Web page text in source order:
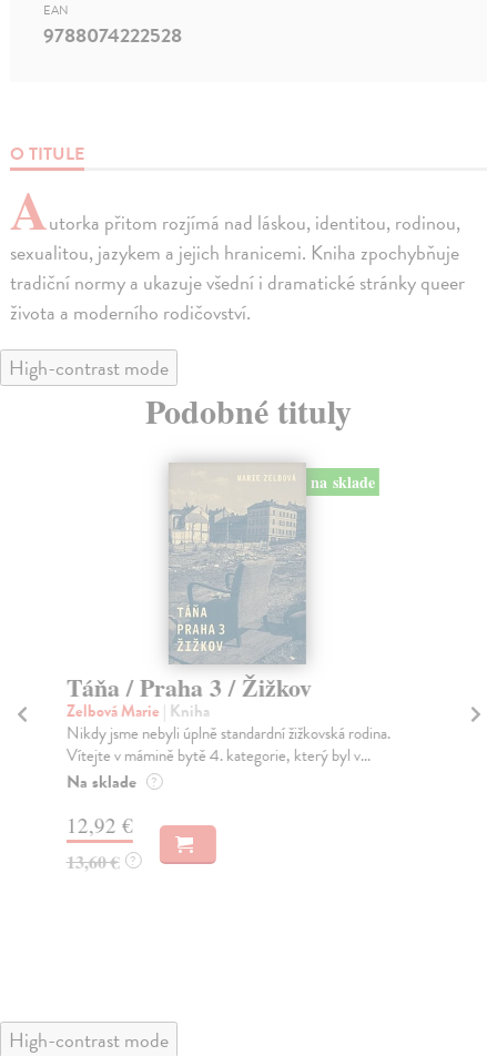
O TITULE
Autorka přitom rozjímá nad láskou, identitou, rodinou,
sexualitou, jazykem a jejich hranicemi. Kniha zpochybňuje
tradiční normy a ukazuje všední i dramatické stránky queer
života a moderního rodičovství.
EAN
9788074222528
High-contrast mode
Podobné tituly
na sklade
Táňa / Praha 3 / Žižkov
Zelbová Marie | Kniha
Nikdy jsme nebyli úplně standardní žižkovská rodina.
Vítejte v mámině bytě 4. kategorie, který byl v...
Na sklade ?
12,92 €
13,60 € ?
High-contrast mode